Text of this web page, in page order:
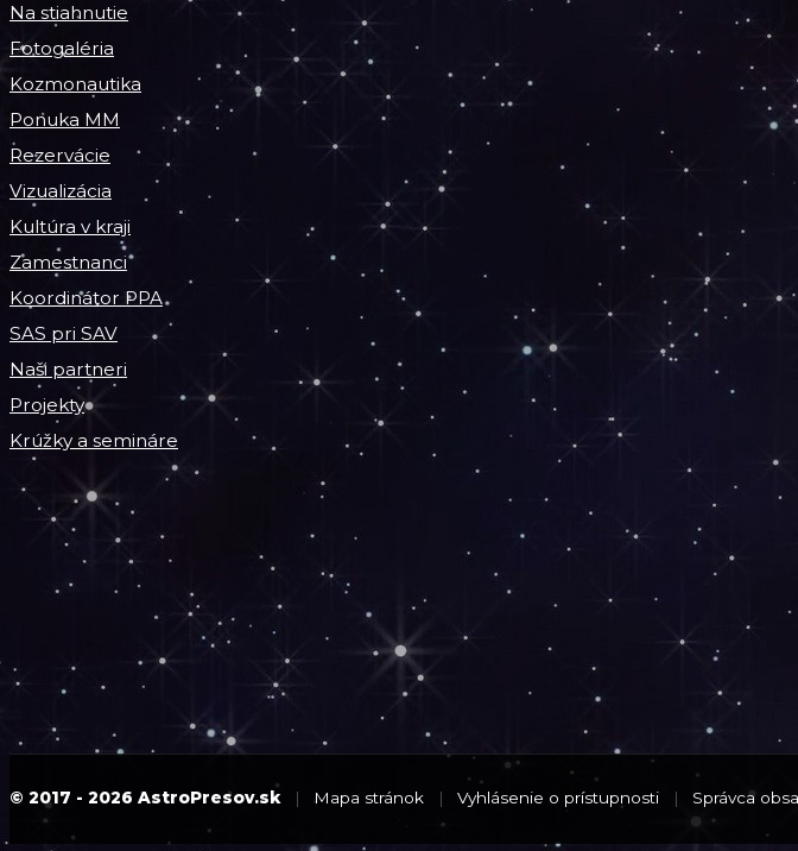
Na stiahnutie
Fotogaléria
Kozmonautika
Ponuka MM
Rezervácie
Vizualizácia
Kultúra v kraji
Zamestnanci
Koordinátor PPA
SAS pri SAV
Naši partneri
Projekty
Krúžky a semináre
© 2017 - 2026 AstroPresov.sk | Mapa stránok | Vyhlásenie o prístupnosti | Správca